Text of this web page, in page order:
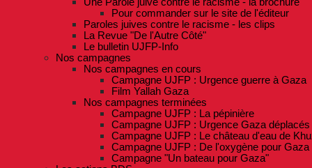
Pour commander sur le site de l'éditeur
Paroles juives contre le racisme - les clips
La Revue "De l'Autre Côté"
Le bulletin UJFP-Info
Nos campagnes
Nos campagnes en cours
Campagne UJFP : Urgence guerre à Gaza
Film Yallah Gaza
Nos campagnes terminées
Campagne UJFP : La pépinière
Campagne UJFP : Urgence Gaza déplacés
Campagne UJFP : Le château d'eau de
Campagne UJFP : De l'oxygène pour Gaza
Campagne "Un bateau pour Gaza"